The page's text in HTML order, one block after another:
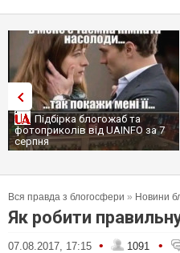
Підбірка блогожаб та
фотоприколів від UAINFO за 7
серпня
Вся правда з блогосфери » Новини
Як робити
07.08.2017, 17:15 • 1091 •